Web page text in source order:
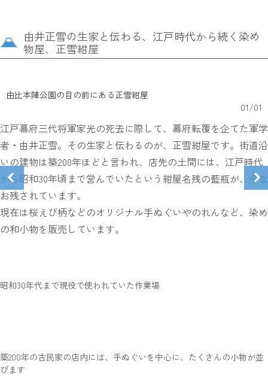
由井正雪の生家と伝わる、江戸時代から続く染め
物屋、正雪紺屋
由比本陣公園の目の前にある正雪紺屋
01/01
江戸幕府三代将軍家光の死去に際して、幕府転覆を企てた軍学
者・由井正雪。その生家と伝わるのが、正雪紺屋です。街道沿
いの建物は築200年ほどと言われ、店先の土間には、江戸時代
から昭和30年頃まで営んでいたという紺屋名残の藍瓶が、今な
お残されています。
現在は桜えび柄などのオリジナル手ぬぐいやのれんなど、染め
の和小物を販売しています。
昭和30年代まで現役で使われていた作業場
築200年の古民家の店内には、手ぬぐいを中心に、たくさんの小物が並
びます